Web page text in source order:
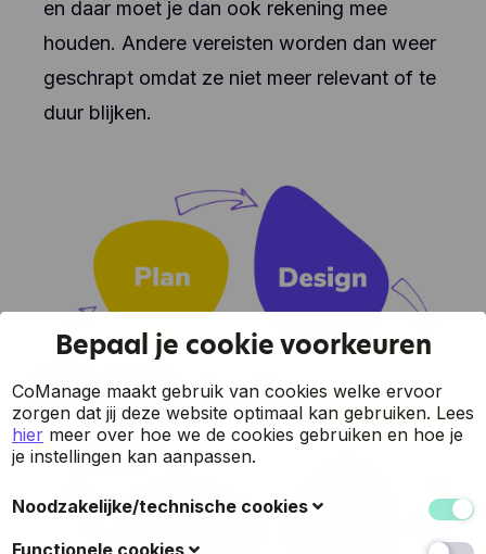
en daar moet je dan ook rekening mee
houden. Andere vereisten worden dan weer
geschrapt omdat ze niet meer relevant of te
duur blijken.
Bepaal je cookie voorkeuren
CoManage maakt gebruik van cookies welke ervoor
zorgen dat jij deze website optimaal kan gebruiken. Lees
hier meer over hoe we de cookies gebruiken en hoe je
je instellingen kan aanpassen.
Noodzakelijke/technische cookies
Deze cookies verzamelen gegevens om de
Functionele cookies